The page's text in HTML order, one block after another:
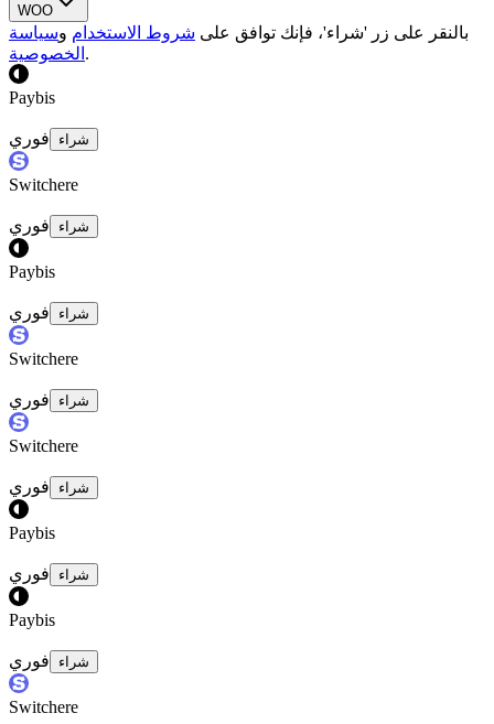
WOO
بالنقر على زر 'شراء'، فإنك توافق على شروط الاستخدام وسياسة
الخصوصية .
Paybis
فوري شراء
Switchere
فوري شراء
Paybis
فوري شراء
Switchere
فوري شراء
Switchere
فوري شراء
Paybis
فوري شراء
Paybis
فوري شراء
Switchere